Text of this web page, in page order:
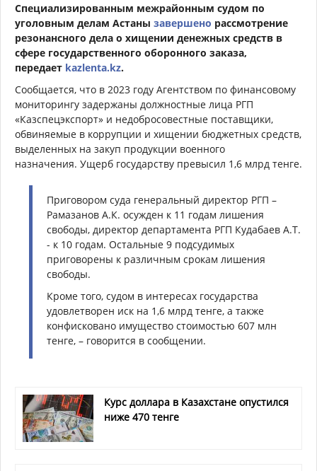
Специализированным межрайонным судом по
уголовным делам Астаны завершено рассмотрение
резонансного дела о хищении денежных средств в
сфере государственного оборонного заказа,
передает kazlenta.kz.
Сообщается, что в 2023 году Агентством по финансовому
мониторингу задержаны должностные лица РГП
«Казспецэкспорт» и недобросовестные поставщики,
обвиняемые в коррупции и хищении бюджетных средств,
выделенных на закуп продукции военного
назначения. Ущерб государству превысил 1,6 млрд тенге.
Приговором суда генеральный директор РГП –
Рамазанов А.К. осужден к 11 годам лишения
свободы, директор департамента РГП Кудабаев А.Т.
- к 10 годам. Остальные 9 подсудимых
приговорены к различным срокам лишения
свободы.
Кроме того, судом в интересах государства
удовлетворен иск на 1,6 млрд тенге, а также
конфисковано имущество стоимостью 607 млн
тенге, – говорится в сообщении.
Курс доллара в Казахстане опустился
ниже 470 тенге